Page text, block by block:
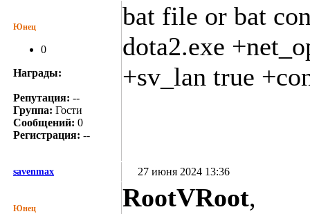
Юнец
0
Награды:
Репутация: --
Группа: Гости
Сообщений: 0
Регистрация: --
bat file or bat
dota2.exe
+sv_lan true
savenmax 27 июня 2024 13:36
Юнец RootVRoot,